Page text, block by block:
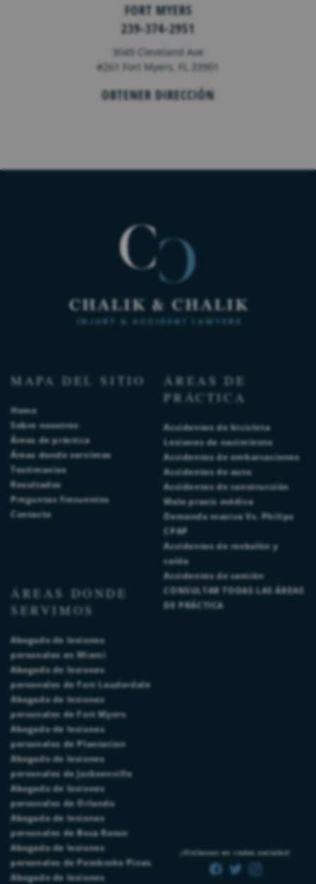
FORT MYERS
239-374-2951
3049 Cleveland Ave
#261 Fort Myers, FL 33901
OBTENER DIRECCIÓN
MAPA DEL SITIO
Home
Sobre nosotros
Áreas de práctica
Áreas donde servimos
Testimonios
Resultados
Preguntas frecuentes
Contacto
ÁREAS DE
PRÁCTICA
Accidentes de bicicleta
Lesiones de nacimiento
Accidentes de embarcaciones
Accidentes de auto
Accidentes de construcción
Mala praxis médica
Demanda masiva Vs. Philips
CPAP
Accidentes de resbalón y
caída
Accidentes de camión
CONSULTAR TODAS LAS ÁREAS
DE PRÁCTICA
ÁREAS DONDE
SERVIMOS
Abogado de lesiones
personales en Miami
Abogado de lesiones
personales de Fort Lauderdale
Abogado de lesiones
personales de Fort Myers
Abogado de lesiones
personales de Plantation
Abogado de lesiones
personales de Jacksonville
Abogado de lesiones
personales de Orlando
Abogado de lesiones
personales de Boca Raton
Abogado de lesiones
personales de Pembroke Pines
Abogado de lesiones
¡Visítenos en redes sociales!